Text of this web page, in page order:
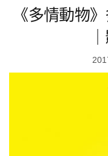
《多情動物